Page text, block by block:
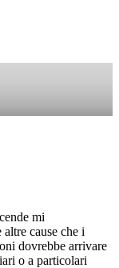
mi
cause che i
dovrebbe arrivare
o a particolari